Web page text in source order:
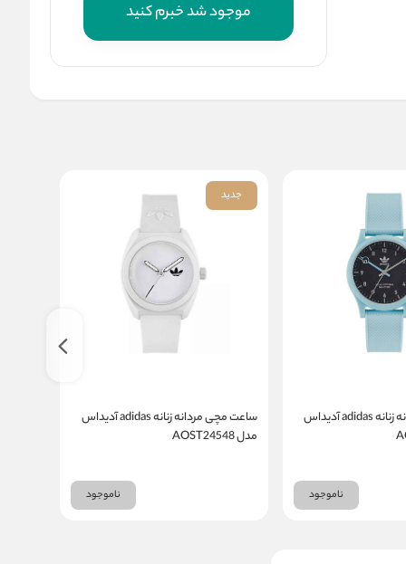
موجود شد خبرم کنید
ساعت مچی مردانه زنانه adidas آدیداس
ناموجود
جدید
ساعت مچی مردانه زنانه adidas آدیداس
مدل AOST24548
ناموجود